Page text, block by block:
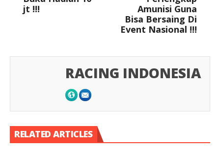
jt !!!
Amunisi Guna
Bisa Bersaing Di
Event Nasional !!!
RACING INDONESIA
RELATED ARTICLES